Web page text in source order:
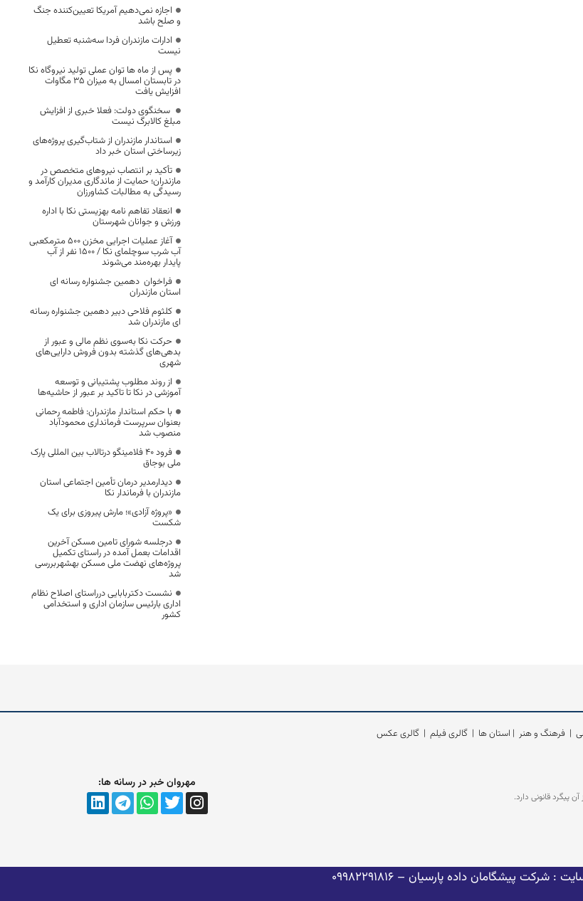
اجازه نمی‌دهیم آمریکا تعیین‌کننده جنگ
و صلح باشد
ادارات مازندران فردا سه‌شنبه تعطیل
نیست
پس از ماه ها توان عملی تولید نیروگاه نکا
در تابستان امسال به میزان ۳۵ مگاوات
افزایش یافت
سخنگوی دولت: فعلا خبری از افزایش
مبلغ کالابرگ نیست
استاندار مازندران از شتاب‌گیری پروژه‌های
زیرساختی استان خبر داد
تأکید بر انتصاب نیروهای متخصص در
مازندران؛ حمایت از ماندگاری مدیران کارآمد و
رسیدگی به مطالبات کشاورزان
انعقاد تفاهم نامه بهزیستی نکا با اداره
ورزش و جوانان شهرستان
آغاز عملیات اجرایی مخزن ۵۰۰ مترمکعبی
آب شرب سوچلمای نکا / ۱۵۰۰ نفر از آب
پایدار بهره‌مند می‌شوند
فراخوان دهمین جشنواره رسانه ای
استان مازندران
کلثوم فلاحی دبیر دهمین جشنواره رسانه
ای مازندران شد
حرکت نکا به‌سوی نظم مالی و عبور از
بدهی‌های گذشته بدون فروش دارایی‌های
شهری
از روند مطلوب پشتیبانی و توسعه
آموزشی در نکا تا تاکید بر عبور از حاشیه‌ها
با حکم استاندار مازندران: فاطمه رحمانی
بعنوان سرپرست فرمانداری محمودآباد
منصوب شد
فرود ۴۰ فلامینگو درتالاب بین المللی پارک
ملی بوجاق
دیدارمدیر درمان تأمین اجتماعی استان
مازندران با فرماندار نکا
«پروژه آزادی»؛ مارش پیروزی برای یک
شکست
درجلسه شورای تامین مسکن آخرین
اقدامات بعمل آمده در راستای تکمیل
پروژه‌های نهضت ملی مسکن بهشهربررسی
شد
نشست دکتربابایی درراستای اصلاح نظام
اداری بارئیس سازمان اداری و استخدامی
کشور
|فرهنگ و هنر | استان ها |گالری فیلم |گالری عکس
پیگرد قانونی دارد.
مهروان خبر در رسانه ها:
: شرکت پیشگامان داده پارسیان – 09982291816